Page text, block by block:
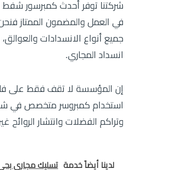
شركتنا توفر أحدث كمبرسور شفط
في العمل والمضمون الممتاز
جميع أنواع الانسدادات
انسداد المجاري.
إن المؤسسة لا تقف فقط على
استخدام كمبروسر متخصص في شفط
وتراكم الفضلات وانتشار الروائح
لدينا أيضاً خدمة تسليك مجاري